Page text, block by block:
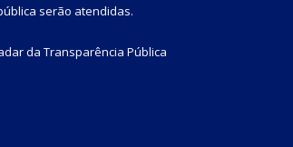
serão atendidas.
da Transparência Pública